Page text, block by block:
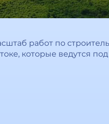
работ по
которые ведутся